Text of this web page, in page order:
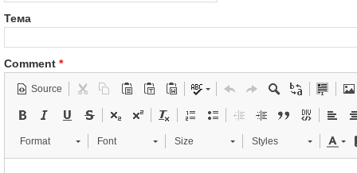
Тема
Comment *
Source
Format Font Size Styles